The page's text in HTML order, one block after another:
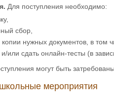
Для поступления необходимо:
сбор,
нужных документов, в том
или сдать онлайн-тесты (в
могут быть
мероприятия